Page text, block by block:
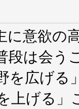
に意欲の
段は会う
を広げる
上げる